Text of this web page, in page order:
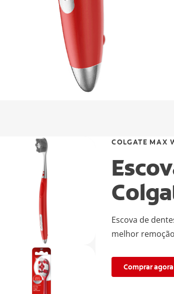
COLGATE MAX
Escova de
melhor
Comprar agora